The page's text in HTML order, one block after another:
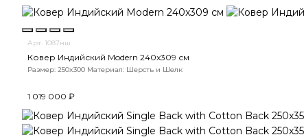
Арт. 1087нш
Ковер Индийский Modern 240x309 см
Размер: 250x300 Материал: Шерсть и Шелк
1 019 000 ₽